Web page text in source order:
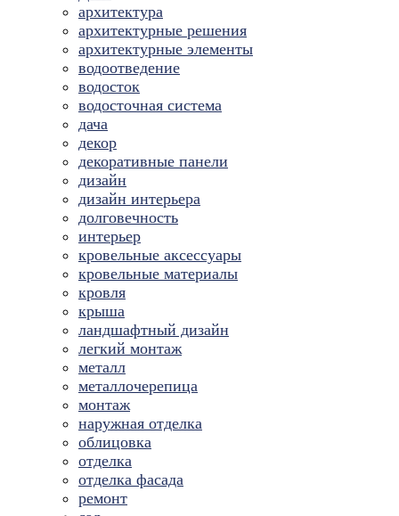
архитектура
архитектурные решения
архитектурные элементы
водоотведение
водосток
водосточная система
дача
декор
декоративные панели
дизайн
дизайн интерьера
долговечность
интерьер
кровельные аксессуары
кровельные материалы
кровля
крыша
ландшафтный дизайн
легкий монтаж
металл
металлочерепица
монтаж
наружная отделка
облицовка
отделка
отделка фасада
ремонт